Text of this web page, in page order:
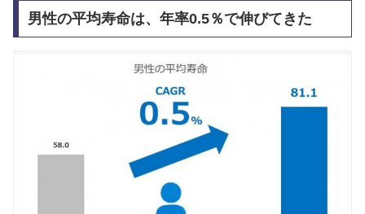
男性の平均寿命は、年率0.5％で伸びてきた